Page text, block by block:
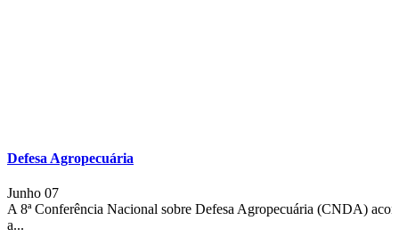
Defesa Agropecuária
Junho 07
A 8ª Conferência Nacional sobre Defesa Agropecuária (CNDA)
a...